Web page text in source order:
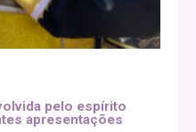
pelo espírito
apresentações